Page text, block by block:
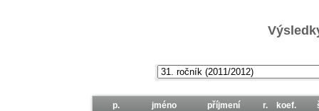
p. jméno příjmení r. koef.